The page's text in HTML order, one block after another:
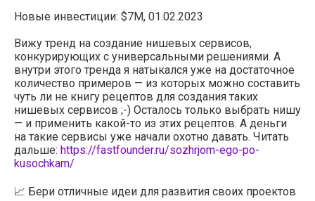
Новые инвестиции: $7M, 01.02.2023
Вижу тренд на создание нишевых сервисов,
конкурирующих с универсальными решениями. А
внутри этого тренда я натыкался уже на достаточное
количество примеров — из которых можно составить
чуть ли не книгу рецептов для создания таких
нишевых сервисов ;-) Осталось только выбрать нишу
— и применить какой-то из этих рецептов. А деньги
на такие сервисы уже начали охотно давать. Читать
дальше: https://fastfounder.ru/sozhrjom-ego-po-
kusochkam/
📈 Бери отличные идеи для развития своих проектов